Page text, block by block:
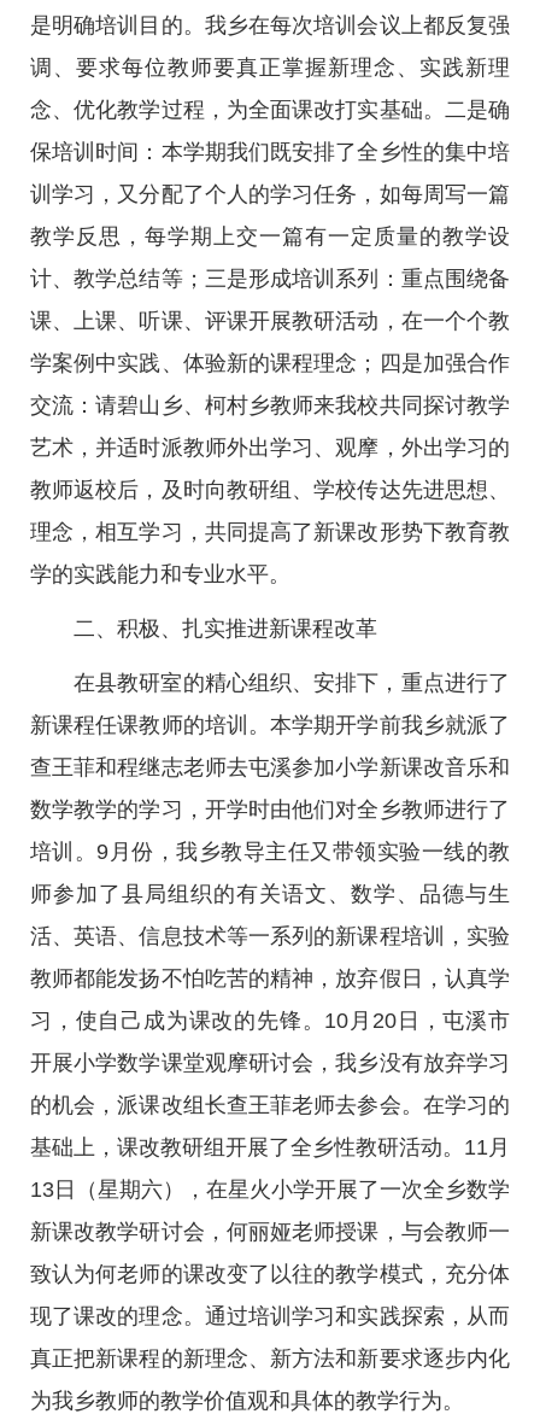
是明确培训目的。我乡在每次培训会议上都反复强
调、要求每位教师要真正掌握新理念、实践新理
念、优化教学过程，为全面课改打实基础。二是确
保培训时间：本学期我们既安排了全乡性的集中培
训学习，又分配了个人的学习任务，如每周写一篇
教学反思，每学期上交一篇有一定质量的教学设
计、教学总结等；三是形成培训系列：重点围绕备
课、上课、听课、评课开展教研活动，在一个个教
学案例中实践、体验新的课程理念；四是加强合作
交流：请碧山乡、柯村乡教师来我校共同探讨教学
艺术，并适时派教师外出学习、观摩，外出学习的
教师返校后，及时向教研组、学校传达先进思想、
理念，相互学习，共同提高了新课改形势下教育教
学的实践能力和专业水平。
二、积极、扎实推进新课程改革
在县教研室的精心组织、安排下，重点进行了
新课程任课教师的培训。本学期开学前我乡就派了
查王菲和程继志老师去屯溪参加小学新课改音乐和
数学教学的学习，开学时由他们对全乡教师进行了
培训。9月份，我乡教导主任又带领实验一线的教
师参加了县局组织的有关语文、数学、品德与生
活、英语、信息技术等一系列的新课程培训，实验
教师都能发扬不怕吃苦的精神，放弃假日，认真学
习，使自己成为课改的先锋。10月20日，屯溪市
开展小学数学课堂观摩研讨会，我乡没有放弃学习
的机会，派课改组长查王菲老师去参会。在学习的
基础上，课改教研组开展了全乡性教研活动。11月
13日（星期六），在星火小学开展了一次全乡数学
新课改教学研讨会，何丽娅老师授课，与会教师一
致认为何老师的课改变了以往的教学模式，充分体
现了课改的理念。通过培训学习和实践探索，从而
真正把新课程的新理念、新方法和新要求逐步内化
为我乡教师的教学价值观和具体的教学行为。